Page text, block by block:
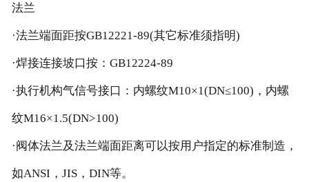
法兰
·法兰端面距按GB12221-89(其它标准须指明)
·焊接连接坡口按：GB12224-89
·执行机构气信号接口：内螺纹M10×1(DN≤100)，内螺
纹M16×1.5(DN>100)
·阀体法兰及法兰端面距离可以按用户指定的标准制造，
如ANSI，JIS，DIN等。